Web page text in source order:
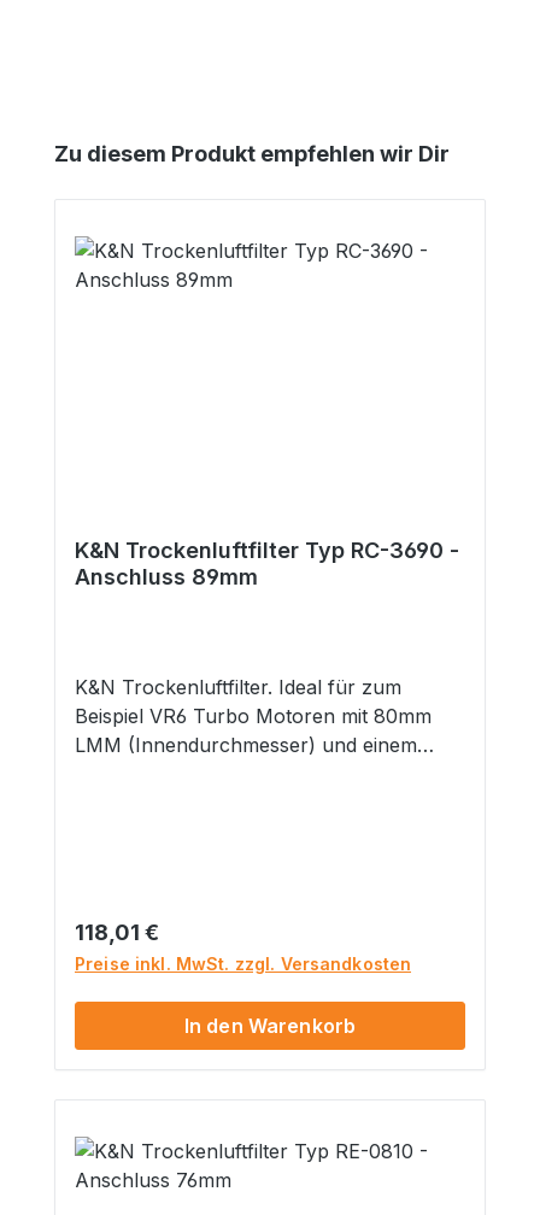
Produktgalerie überspringen
Zu diesem Produkt empfehlen wir Dir
K&N Trockenluftfilter Typ RC-3690 -
Anschluss 89mm
K&N Trockenluftfilter. Ideal für zum
Beispiel VR6 Turbo Motoren mit 80mm
LMM (Innendurchmesser) und einem
Kinder unter 14 Jahren. Dieses Produkt
hat funktionsbedingt scharfe Kanten. ..::
Dieser Artikel wird ohne Teilegutachten,
ABE, etc. ausgeliefert. Eine Begutachtung
per §19.2 StVZO ist über uns möglich ::..
Regulärer Preis:
118,01 €
Preise inkl. MwSt. zzgl. Versandkosten
In den Warenkorb